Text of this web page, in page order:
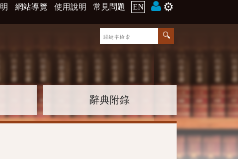
網站導覽 使用說明 常見問題 EN ⚙️
辭典附錄